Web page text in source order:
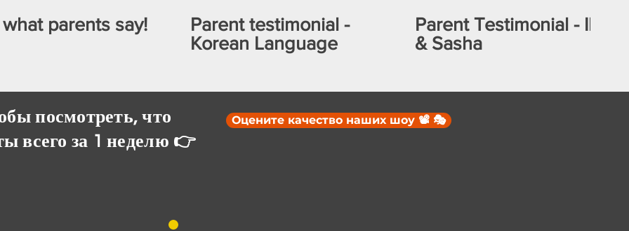
parents say!
Parent testimonial -
Korean Language
Parent Testimonial - Ilia
& Sasha
посмотреть, что
всего за 1 неделю 👉
Оцените качество наших шоу 📽️ 🎭